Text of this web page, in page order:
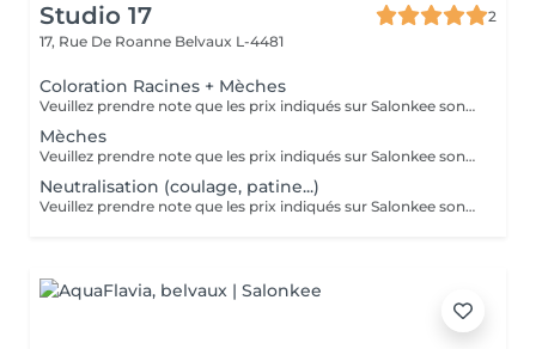
Studio 17
2
17, Rue De Roanne Belvaux L-4481
Coloration Racines + Mèches
Veuillez prendre note que les prix indiqués sur Salonkee sont communiqués à titre informatif et s'entendent de base. Ces derniers sont susceptibles de varier selon le diagnostic réalisé à votre arrivée au salon et l'expertise du professionnel à qui vous confiez votre beauté. Dans tous les cas, un devis précis vous sera proposé et toutes réalisations de prestations seront effectuées avec votre accord. Un grand merci d'avance pour votre compréhension. Au plaisir de vous recevoir très vite.
Mèches
Veuillez prendre note que les prix indiqués sur Salonkee sont communiqués à titre informatif et s'entendent de base. Ces derniers sont susceptibles de varier selon le diagnostic réalisé à votre arrivée au salon et l'expertise du professionnel à qui vous confiez votre beauté. Dans tous les cas, un devis précis vous sera proposé et toutes réalisations de prestations seront effectuées avec votre accord. Un grand merci d'avance pour votre compréhension. Au plaisir de vous recevoir très vite.
Neutralisation (coulage, patine...)
Veuillez prendre note que les prix indiqués sur Salonkee sont communiqués à titre informatif et s'entendent de base. Ces derniers sont susceptibles de varier selon le diagnostic réalisé à votre arrivée au salon et l'expertise du professionnel à qui vous confiez votre beauté. Dans tous les cas, un devis précis vous sera proposé et toutes réalisations de prestations seront effectuées avec votre accord. Un grand merci d'avance pour votre compréhension. Au plaisir de vous recevoir très vite.